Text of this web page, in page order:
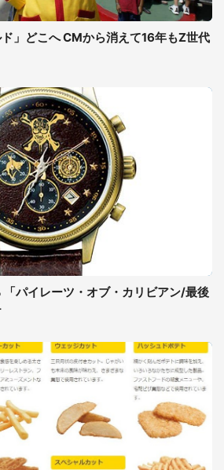
」どこへ CMから消えて16年もZ世代
「パイレーツ・オブ・カリビアン/最後